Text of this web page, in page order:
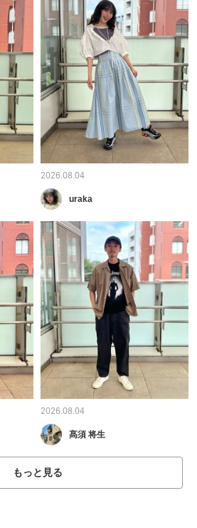
2026.08.04
uraka
2026.08.04
髙須 将生
もっと見る